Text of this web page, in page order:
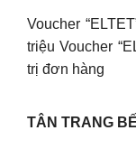
Voucher
triệu Voucher
trị đơn hàng
TÂN TRANG